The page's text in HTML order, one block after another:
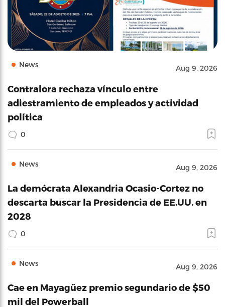
News Aug 9, 2026
Contralora rechaza vínculo entre
adiestramiento de empleados y actividad
política
0
News Aug 9, 2026
La demócrata Alexandria Ocasio-Cortez no
descarta buscar la Presidencia de EE.UU. en
2028
0
News Aug 9, 2026
Cae en Mayagüez premio segundario de $50
mil del Powerball